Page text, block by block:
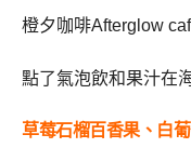
橙夕咖啡Afterglow
點了氣泡飲和果汁在
草莓石榴百香果、白